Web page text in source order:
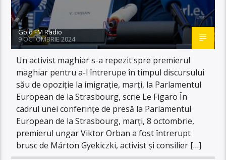
Gold FM Radio
9 OCTOMBRIE 2024
Un activist maghiar s-a repezit spre premierul
maghiar pentru a-l întrerupe în timpul discursului
său de opoziție la imigrație, marți, la Parlamentul
European de la Strasbourg, scrie Le Figaro În
cadrul unei conferințe de presă la Parlamentul
European de la Strasbourg, marți, 8 octombrie,
premierul ungar Viktor Orban a fost întrerupt
brusc de Márton Gyekiczki, activist și consilier […]